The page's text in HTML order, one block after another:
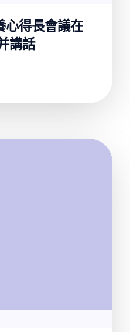
心得長會議在
講話